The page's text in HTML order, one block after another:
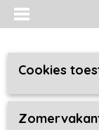
Cookies